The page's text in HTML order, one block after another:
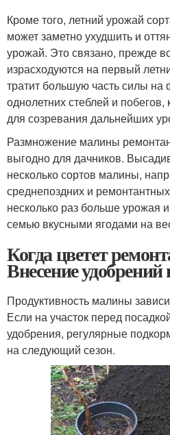
Кроме того, летний урожай
может заметно ухудшить и
урожай. Это связано, прежде
израсходуются на первый
тратит большую часть силы
однолетних стеблей и побегов,
для созревания дальнейших
Размножение малины
выгодно для дачников.
несколько сортов малины,
среднепоздних и
несколько раз больше урожая
семью вкусными ягодами на
Когда цветет
Внесение удобрений
Продуктивность малины
Если на участок перед
удобрения, регулярные
на следующий сезон.